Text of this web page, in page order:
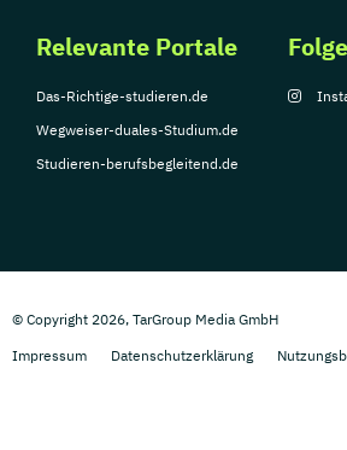
Relevante Portale
Das-Richtige-studieren.de
Wegweiser-duales-Studium.de
Studieren-berufsbegleitend.de
© Copyright 2026, TarGroup Media GmbH
Impressum
Datenschutzerklärung